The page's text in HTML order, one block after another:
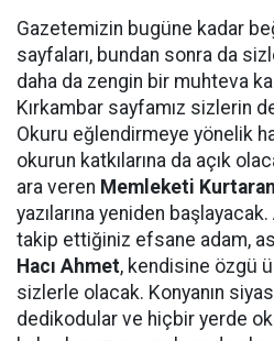
Gazetemizin bugüne kadar
sayfaları, bundan sonra da
daha da zengin bir muhteva
Kırkambar sayfamız sizlerin
Okuru eğlendirmeye yönelik
okurun katkılarına da açık
ara veren Memleketi
yazılarına yeniden
takip ettiğiniz efsane adam,
Hacı Ahmet, kendisine özgü
sizlerle olacak. Konyanın
dedikodular ve hiçbir yerde